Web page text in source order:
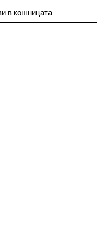
в кошницата
charm